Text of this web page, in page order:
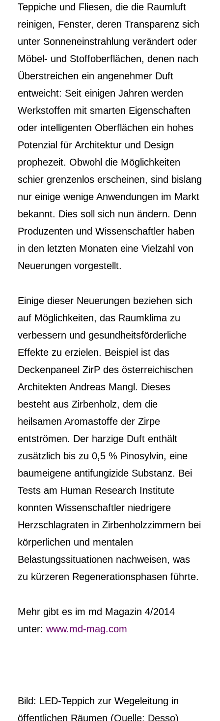
Teppiche und Fliesen, die die Raumluft
reinigen, Fenster, deren Transparenz sich
unter Sonneneinstrahlung verändert oder
Möbel- und Stoffoberflächen, denen nach
Überstreichen ein angenehmer Duft
entweicht: Seit einigen Jahren werden
Werkstoffen mit smarten Eigenschaften
oder intelligenten Oberflächen ein hohes
Potenzial für Architektur und Design
prophezeit. Obwohl die Möglichkeiten
schier grenzenlos erscheinen, sind bislang
nur einige wenige Anwendungen im Markt
bekannt. Dies soll sich nun ändern. Denn
Produzenten und Wissenschaftler haben
in den letzten Monaten eine Vielzahl von
Neuerungen vorgestellt.
Einige dieser Neuerungen beziehen sich
auf Möglichkeiten, das Raumklima zu
verbessern und gesundheitsförderliche
Effekte zu erzielen. Beispiel ist das
Deckenpaneel ZirP des österreichischen
Architekten Andreas Mangl. Dieses
besteht aus Zirbenholz, dem die
heilsamen Aromastoffe der Zirpe
entströmen. Der harzige Duft enthält
zusätzlich bis zu 0,5 % Pinosylvin, eine
baumeigene antifungizide Substanz. Bei
Tests am Human Research Institute
konnten Wissenschaftler niedrigere
Herzschlagraten in Zirbenholzzimmern bei
körperlichen und mentalen
Belastungssituationen nachweisen, was
zu kürzeren Regenerationsphasen führte.
Mehr gibt es im md Magazin 4/2014
unter: www.md-mag.com
Bild: LED-Teppich zur Wegeleitung in
öffentlichen Räumen (Quelle: Desso)